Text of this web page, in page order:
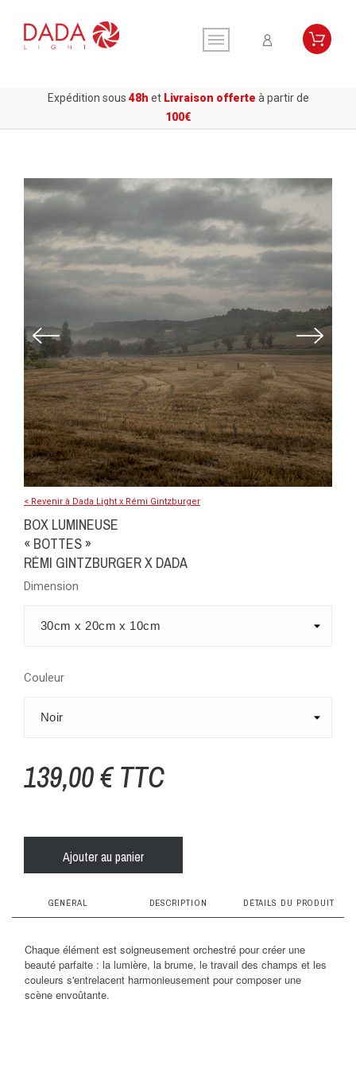
Expédition sous 48h et Livraison offerte à partir de
100€
< Revenir à Dada Light x Rémi Gintzburger
BOX LUMINEUSE
« BOTTES »
RÉMI GINTZBURGER X DADA
Dimension
Couleur
139,00 € TTC
Ajouter au panier
GÉNÉRAL DESCRIPTION DÉTAILS DU PRODUIT
Chaque élément est soigneusement orchestré pour créer une
beauté parfaite : la lumière, la brume, le travail des champs et les
couleurs s'entrelacent harmonieusement pour composer une
scène envoûtante.
caissons en bois : le choix responsable
Les caissons lumineux DADA LIGHT sont
fabriqués en bois contreplaqué de Finlande, issu
fiche technique
composition